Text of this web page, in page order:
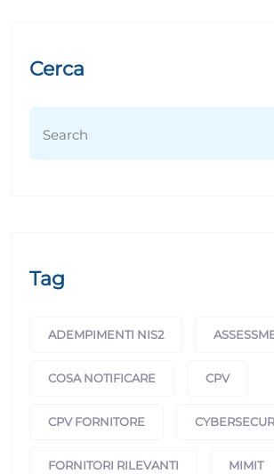
Cerca
Tag
ADEMPIMENTI NIS2
COSA NOTIFICARE CPV
CPV FORNITORE
FORNITORI RILEVANTI MIMIT